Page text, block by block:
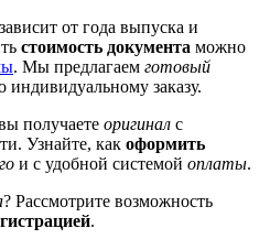
от года выпуска и
стоимость документа можно
. Мы предлагаем готовый
индивидуальному заказу.
получаете оригинал с
Узнайте, как оформить
и с удобной системой оплаты.
? Рассмотрите возможность
.